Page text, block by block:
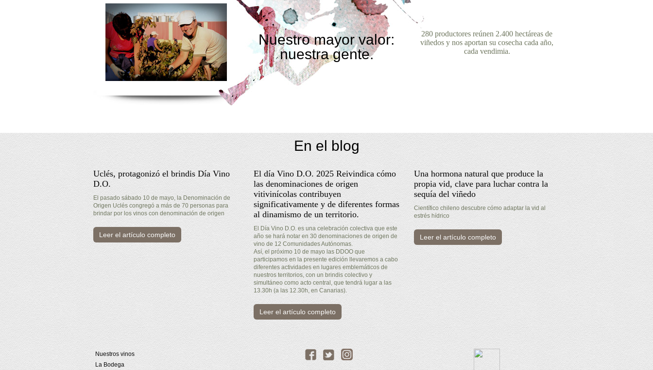
Nuestro mayor valor:
nuestra gente.
280 productores reúnen 2.400 hectáreas de
viñedos y nos aportan su cosecha cada año,
cada vendimia.
En el blog
Uclés, protagonizó el brindis Día Vino
D.O.
El pasado sábado 10 de mayo, la Denominación de
Origen Uclés congregó a más de 70 personas para
brindar por los vinos con denominación de origen
Leer el artículo completo
El día Vino D.O. 2025 Reivindica cómo
las denominaciones de origen
vitivinícolas contribuyen
significativamente y de diferentes formas
al dinamismo de un territorio.
El Día Vino D.O. es una celebración colectiva que este
año se hará notar en 30 denominaciones de origen de
vino de 12 Comunidades Autónomas.
Así, el próximo 10 de mayo las DDOO que
participamos en la presente edición llevaremos a cabo
diferentes actividades en lugares emblemáticos de
nuestros territorios, con un brindis colectivo y
simultáneo como acto central, que tendrá lugar a las
13.30h (a las 12.30h, en Canarias).
Leer el artículo completo
Una hormona natural que produce la
propia vid, clave para luchar contra la
sequía del viñedo
Científico chileno descubre cómo adaptar la vid al
estrés hídrico
Leer el artículo completo
Nuestros vinos
La Bodega